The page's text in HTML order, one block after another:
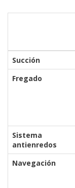
de
privacidad
/
El medio de
comunicación
digital donde
encontrarás
Succión
Fregado
Sistema
antienredos
Navegación